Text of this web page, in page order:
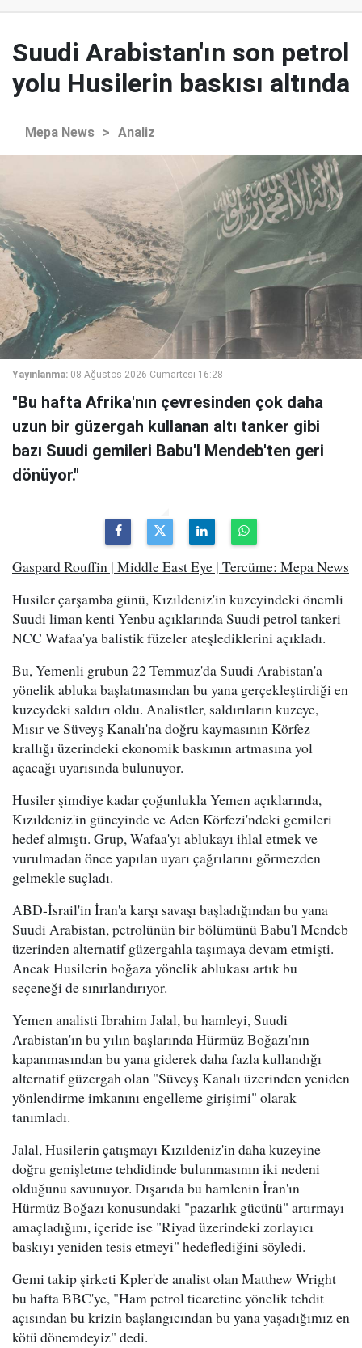
Suudi Arabistan'ın son petrol
yolu Husilerin baskısı altında
Mepa News > Analiz
Yayınlanma: 08 Ağustos 2026 Cumartesi 16:28
"Bu hafta Afrika'nın çevresinden çok daha
uzun bir güzergah kullanan altı tanker gibi
bazı Suudi gemileri Babu'l Mendeb'ten geri
dönüyor."
Gaspard Rouffin | Middle East Eye | Tercüme: Mepa News
Husiler çarşamba günü, Kızıldeniz'in kuzeyindeki önemli
Suudi liman kenti Yenbu açıklarında Suudi petrol tankeri
NCC Wafaa'ya balistik füzeler ateşlediklerini açıkladı.
Bu, Yemenli grubun 22 Temmuz'da Suudi Arabistan'a
yönelik abluka başlatmasından bu yana gerçekleştirdiği en
kuzeydeki saldırı oldu. Analistler, saldırıların kuzeye,
Mısır ve Süveyş Kanalı'na doğru kaymasının Körfez
krallığı üzerindeki ekonomik baskının artmasına yol
açacağı uyarısında bulunuyor.
Husiler şimdiye kadar çoğunlukla Yemen açıklarında,
Kızıldeniz'in güneyinde ve Aden Körfezi'ndeki gemileri
hedef almıştı. Grup, Wafaa'yı ablukayı ihlal etmek ve
vurulmadan önce yapılan uyarı çağrılarını görmezden
gelmekle suçladı.
ABD-İsrail'in İran'a karşı savaşı başladığından bu yana
Suudi Arabistan, petrolünün bir bölümünü Babu'l Mendeb
üzerinden alternatif güzergahla taşımaya devam etmişti.
Ancak Husilerin boğaza yönelik ablukası artık bu
seçeneği de sınırlandırıyor.
Yemen analisti Ibrahim Jalal, bu hamleyi, Suudi
Arabistan'ın bu yılın başlarında Hürmüz Boğazı'nın
kapanmasından bu yana giderek daha fazla kullandığı
alternatif güzergah olan "Süveyş Kanalı üzerinden yeniden
yönlendirme imkanını engelleme girişimi" olarak
tanımladı.
Jalal, Husilerin çatışmayı Kızıldeniz'in daha kuzeyine
doğru genişletme tehdidinde bulunmasının iki nedeni
olduğunu savunuyor. Dışarıda bu hamlenin İran'ın
Hürmüz Boğazı konusundaki "pazarlık gücünü" artırmayı
amaçladığını, içeride ise "Riyad üzerindeki zorlayıcı
baskıyı yeniden tesis etmeyi" hedeflediğini söyledi.
Gemi takip şirketi Kpler'de analist olan Matthew Wright
bu hafta BBC'ye, "Ham petrol ticaretine yönelik tehdit
açısından bu krizin başlangıcından bu yana yaşadığımız en
kötü dönemdeyiz" dedi.